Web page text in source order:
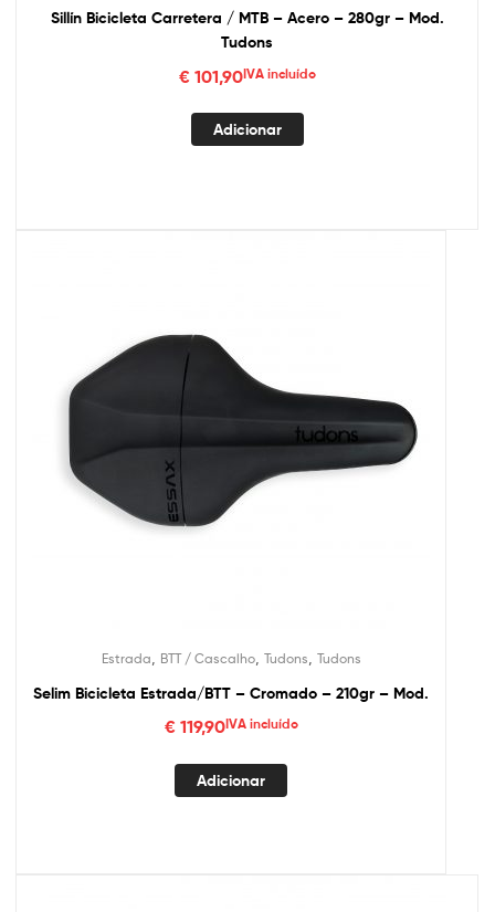
Sillín Bicicleta Carretera / MTB – Acero – 280gr – Mod.
Tudons
€101,90IVA incluído
Adicionar
Estrada BTT / Cascalho, Tudons Tudons
Selim Bicicleta Estrada/BTT – Cromado – 210gr – Mod.
€119,90IVA incluído
Adicionar